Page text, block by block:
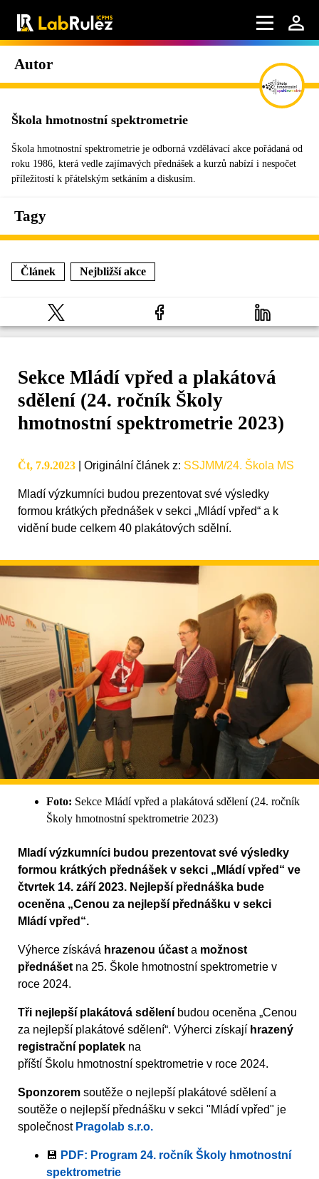
Autor
Škola hmotnostní spektrometrie
Škola hmotnostní spektrometrie je odborná vzdělávací akce pořádaná od
roku 1986, která vedle zajímavých přednášek a kurzů nabízí i nespočet
příležitostí k přátelským setkáním a diskusím.
Tagy
Článek Nejbližší akce
Sekce Mládí vpřed a plakátová
sdělení (24. ročník Školy
hmotnostní spektrometrie 2023)
Čt, 7.9.2023 Originální článek z: SSJMM/24. Škola MS
Mladí výzkumníci budou prezentovat své výsledky
formou krátkých přednášek v sekci „Mládí vpřed“ a k
vidění bude celkem 40 plakátových sdělní.
Foto: Sekce Mládí vpřed a plakátová sdělení (24. ročník
Školy hmotnostní spektrometrie 2023)
Mladí výzkumníci budou prezentovat své výsledky
formou krátkých přednášek v sekci „Mládí vpřed“ ve
čtvrtek 14. září 2023. Nejlepší přednáška bude
oceněna „Cenou za nejlepší přednášku v sekci
Mládí vpřed“.
Výherce získává hrazenou účast a možnost
přednášet na 25. Škole hmotnostní spektrometrie v
roce 2024.
Tři nejlepší plakátová sdělení budou oceněna „Cenou
za nejlepší plakátové sdělení“. Výherci získají hrazený
registrační poplatek na
příští Školu hmotnostní spektrometrie v roce 2024.
Sponzorem soutěže o nejlepší plakátové sdělení a
soutěže o nejlepší přednášku v sekci "Mládí vpřed" je
společnost Pragolab s.r.o.
💾 PDF: Program 24. ročník Školy hmotnostní
spektrometrie